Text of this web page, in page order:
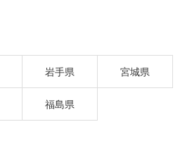
岩手県 宮城県
福島県